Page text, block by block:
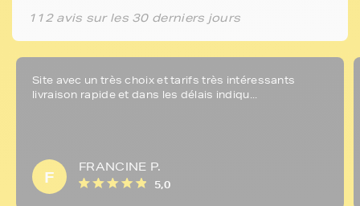
112 avis sur les 30 derniers jours
Site avec un très choix et tarifs très intéressants
livraison rapide et dans les délais indiqu...
F
FRANCINE P.
5,0